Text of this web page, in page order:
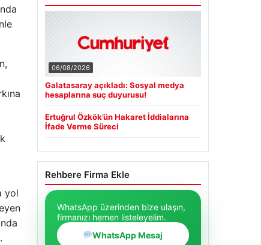
yol
06/08/2026
Galatasaray açıkladı: Sosyal medya
hesaplarına suç duyurusu!
Ertuğrul Özkök’ün Hakaret İddialarına
İfade Verme Süreci
Rehbere Firma Ekle
WhatsApp üzerinden bize ulaşın,
firmanızı hemen listeleyelim.
WhatsApp Mesaj